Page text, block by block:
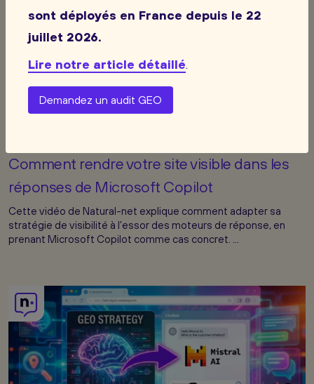
Comment rendre votre site visible dans les
réponses de Microsoft Copilot
Cette vidéo de Natural-net explique comment adapter sa
stratégie de visibilité à l’essor des moteurs de réponse, en
prenant Microsoft Copilot comme cas concret. ...
sont déployés en France depuis le 22
juillet 2026.
Lire notre article détaillé.
Demandez un audit GEO